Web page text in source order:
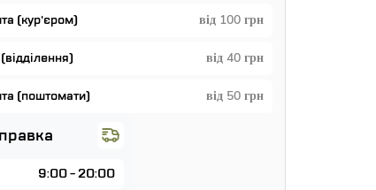
(кур'єром) від 100 грн
від 40 грн
(поштомати) від 50 грн
9:00 - 20:00